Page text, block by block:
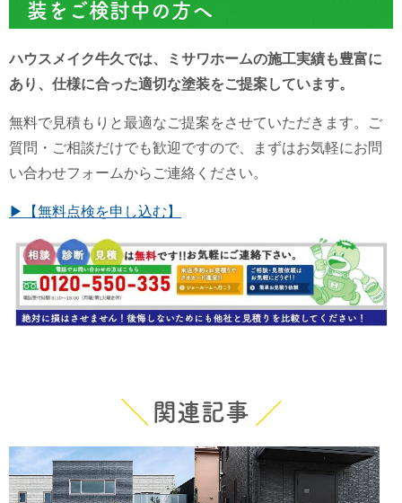
装をご検討中の方へ
ハウスメイク牛久では、ミサワホームの施工実績も豊富に
あり、仕様に合った適切な塗装をご提案しています。
無料で見積もりと最適なご提案をさせていただきます。ご
質問・ご相談だけでも歓迎ですので、まずはお気軽にお問
い合わせフォームからご連絡ください。
▶【無料点検を申し込む】
関連記事